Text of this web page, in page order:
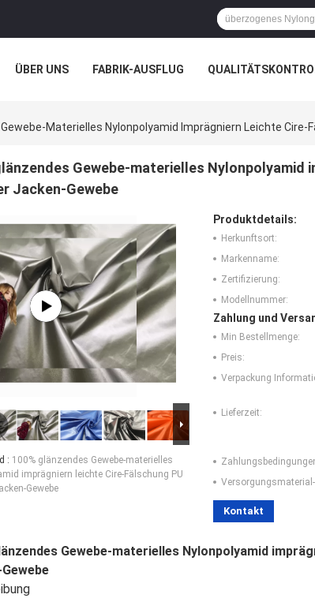
ÜBER UNS FABRIK-AUSFLUG
Materielles Nylonpolyamid Imprägniern Leichte Cire-
Gewebe-materielles Nylonpolyamid
Jacken-Gewebe
: 100% glänzendes Gewebe-materielles
imprägniern leichte Cire-Fälschung PU
Gewebe
Produktdetails:
Herkunftsort:
Markenname:
Zertifizierung:
Modellnummer:
Zahlung und
Min Bestellmenge:
Preis:
Verpackung
Lieferzeit:
Kontakt
Gewebe-materielles Nylonpolyamid